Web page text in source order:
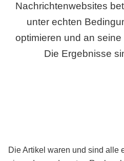
Nachrichtenwebsites
unter echten
optimieren und an
Die Ergebnisse
Die Artikel waren und sind alle